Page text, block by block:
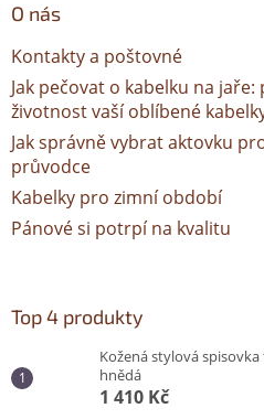
O nás
Kontakty a poštovné
Jak pečovat o kabelku na
životnost vaší oblíbené
Jak správně vybrat aktovku
průvodce
Kabelky pro zimní období
Pánové si potrpí na kvalitu
Top 4 produkty
Kožená stylová spisovka
hnědá
1 410 Kč